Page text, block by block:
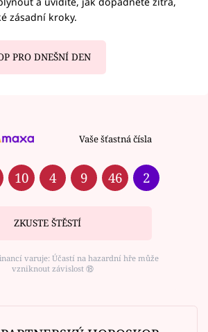
zásadní kroky.
PRO DNEŠNÍ DEN
Vaše šťastná čísla
10 4 9 46 2
ZKUSTE ŠTĚSTÍ
varuje: Účastí na hazardní hře může
vzniknout závislost ⑱